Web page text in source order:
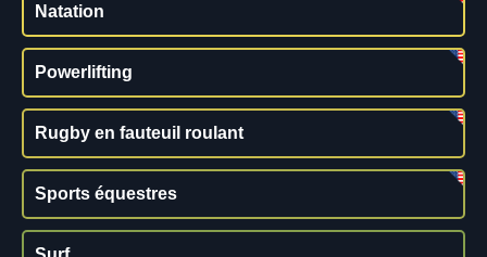
Natation
Powerlifting
Rugby en fauteuil roulant
Sports équestres